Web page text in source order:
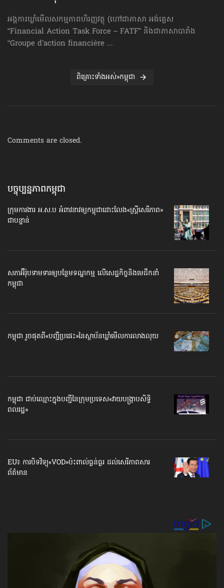
អង្គការឃ្លាំមើលសកម្មភាពហិរញ្ញវត្ថុ (ហៅ​ជា​ភាសា អង់គ្លេស
“Financial Action Task Force – FATF” និងជាភាសាបារាំង
“Groupe d’action financière ...
ពិគ្រោះទាំងអស់»កម្ពុជា
Comments are closed.
បច្ចុប្បន្នភាព​កម្ពុជា
ក្រុមការងារ អ.ស.ប អំពាវនាវ​ឲ្យកម្ពុជា​ដោះលែង​«ស្ត្រីសេរីភាព»​
ជាបន្ទាន់
សភាអ៊ឺរ៉ុបទាមទារ​ឲ្យបន្ថែម​ទណ្ឌកម្ម លើសេដ្ឋកិច្ច​និងមេដឹកនាំ
កម្ពុជា
កម្ពុជា រួចផុតពី«បញ្ជីប្រផេះ»​នៃស្ថាប័ន​ឃ្លាំមើល​ការលាងលុយ
កម្ពុជា ជាប់ឈ្មោះ​​ក្នុងបញ្ជី​​នៃក្រុមប្រទេស​«វាយបង្ក្រាប​សិទ្ធិ
ពលរដ្ឋ»
EU៖ ការបិទវិទ្យុ«VOD»ប៉ះពាល់ធ្ងន់ធ្ងរ ដល់សេរីភាព​សារ
ព័ត៌មាន